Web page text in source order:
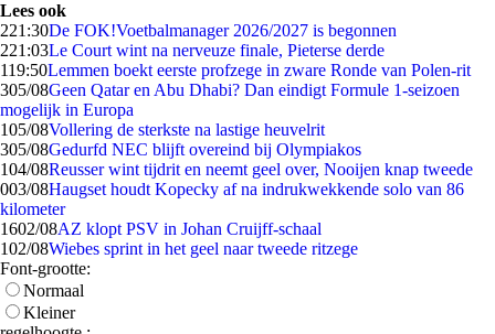
Lees ook
221:30De FOK!Voetbalmanager 2026/2027 is begonnen
221:03Le Court wint na nerveuze finale, Pieterse derde
119:50Lemmen boekt eerste profzege in zware Ronde van Polen-rit
305/08Geen Qatar en Abu Dhabi? Dan eindigt Formule 1-seizoen
mogelijk in Europa
105/08Vollering de sterkste na lastige heuvelrit
305/08Gedurfd NEC blijft overeind bij Olympiakos
104/08Reusser wint tijdrit en neemt geel over, Nooijen knap tweede
003/08Haugset houdt Kopecky af na indrukwekkende solo van 86
kilometer
1602/08AZ klopt PSV in Johan Cruijff-schaal
102/08Wiebes sprint in het geel naar tweede ritzege
Font-grootte:
Normaal
Kleiner